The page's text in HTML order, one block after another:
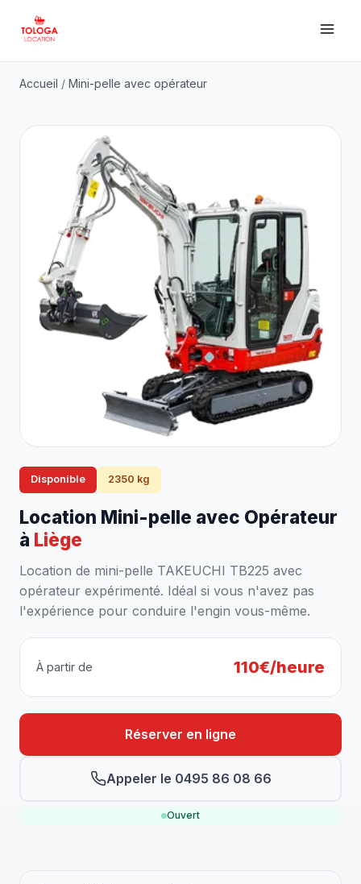
Accueil / Mini-pelle avec opérateur
Disponible 2350 kg
Location Mini-pelle avec Opérateur
à Liège
Location de mini-pelle TAKEUCHI TB225 avec
opérateur expérimenté. Idéal si vous n'avez pas
l'expérience pour conduire l'engin vous-même.
À partir de 110€/heure
Réserver en ligne
Appeler le 0495 86 08 66
Ouvert